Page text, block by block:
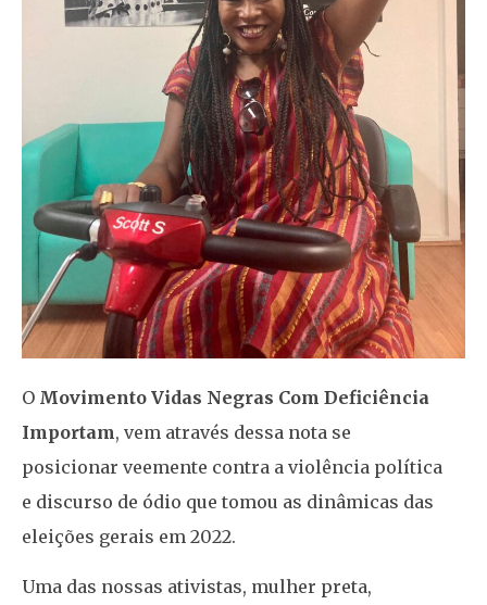
O Movimento Vidas Negras Com Deficiência
Importam, vem através dessa nota se
posicionar veemente contra a violência política
e discurso de ódio que tomou as dinâmicas das
eleições gerais em 2022.
Uma das nossas ativistas, mulher preta,